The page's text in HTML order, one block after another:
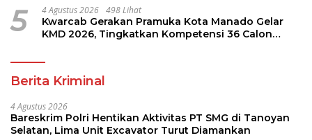
5 4 Agustus 2026 498 Lihat
Kwarcab Gerakan Pramuka Kota Manado Gelar
KMD 2026, Tingkatkan Kompetensi 36 Calon
Berita Kriminal
4 Agustus 2026
Bareskrim Polri Hentikan Aktivitas PT SMG di Tanoyan
Selatan, Lima Unit Excavator Turut Diamankan